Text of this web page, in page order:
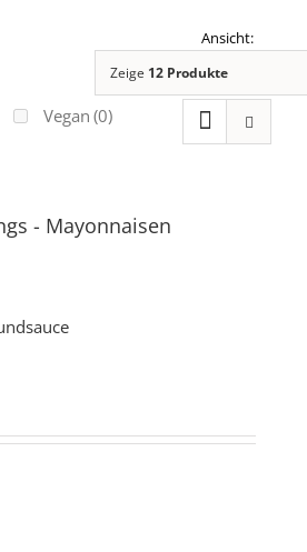
Vegan (0)
Zeige 12 Produkte
- Mayonnaisen